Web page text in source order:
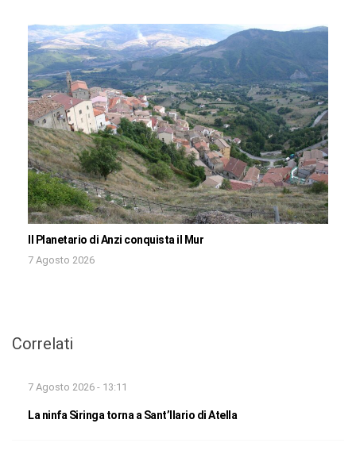
Il Planetario di Anzi conquista il Mur
7 Agosto 2026
Correlati
7 Agosto 2026 - 13:11
La ninfa Siringa torna a Sant’Ilario di Atella